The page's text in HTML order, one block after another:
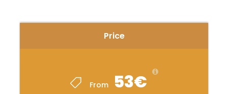
Price
From 53€
gdje je restoran s odličnom domaćom hranom.